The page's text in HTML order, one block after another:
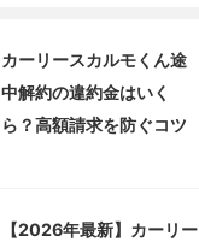
カーリースカルモくん途
中解約の違約金はいく
ら？高額請求を防ぐコツ
【2026年最新】カーリー